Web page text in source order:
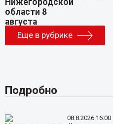
Еще в рубрике
Подробно
08.8.2026 16:00